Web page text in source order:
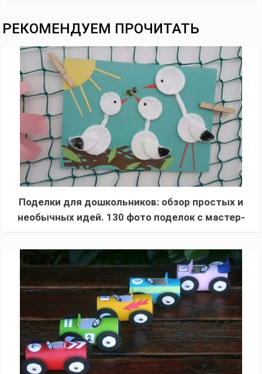
РЕКОМЕНДУЕМ ПРОЧИТАТЬ
Поделки для дошкольников: обзор простых и
необычных идей. 130 фото поделок с мастер-